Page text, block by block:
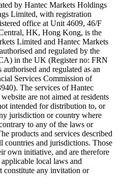
by Hantec Markets Holdings
Limited, with registration
office at Unit 4609, 46/F
HK, Hong Kong, is the
Limited and Hantec Markets
and regulated by the
in the UK (Register no: FRN
and regulated as an
Services Commission of
The services of Hantec
are not aimed at residents
intended for distribution to, or
jurisdiction or country where
to any of the laws or
products and services described
countries and jurisdictions. Those
own initiative, and are therefore
local laws and
constitute any invitation or